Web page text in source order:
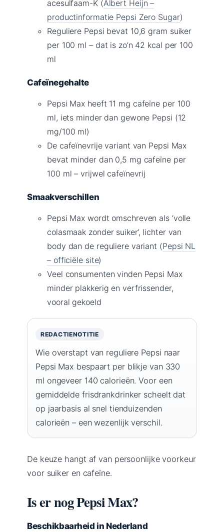
acesulfaam-K (Albert Heijn –
productinformatie Pepsi Zero Sugar)
Reguliere Pepsi bevat 10,6 gram suiker
per 100 ml – dat is zo’n 42 kcal per 100
ml
Cafeïnegehalte
Pepsi Max heeft 11 mg cafeïne per 100
ml, iets minder dan gewone Pepsi (12
mg/100 ml)
De cafeïnevrije variant van Pepsi Max
bevat minder dan 0,5 mg cafeïne per
100 ml – vrijwel cafeïnevrij
Smaakverschillen
Pepsi Max wordt omschreven als ‘volle
colasmaak zonder suiker’, lichter van
body dan de reguliere variant (Pepsi NL
– officiële site)
Veel consumenten vinden Pepsi Max
minder plakkerig en verfrissender,
vooral gekoeld
REDACTIENOTITIE
Wie overstapt van reguliere Pepsi naar
Pepsi Max bespaart per blikje van 330
ml ongeveer 140 calorieën. Voor een
gemiddelde frisdrankdrinker scheelt dat
op jaarbasis al snel tienduizenden
calorieën – een wezenlijk verschil.
De keuze hangt af van persoonlijke voorkeur
voor suiker en cafeïne.
Is er nog Pepsi Max?
Beschikbaarheid in Nederland